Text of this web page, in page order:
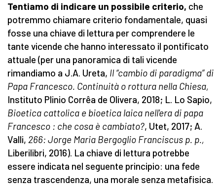
Tentiamo di indicare un possibile criterio, che
potremmo chiamare criterio fondamentale, quasi
fosse una chiave di lettura per comprendere le
tante vicende che hanno interessato il pontificato
attuale (per una panoramica di tali vicende
rimandiamo a J.A. Ureta, Il “cambio di paradigma” di
Papa Francesco. Continuità o rottura nella Chiesa,
Instituto Plinio Corrêa de Olivera, 2018; L. Lo Sapio,
Bioetica cattolica e bioetica laica nell'era di papa
Francesco : che cosa è cambiato?, Utet, 2017; A.
Valli, 266: Jorge Maria Bergoglio Franciscus p. p.,
Liberilibri, 2016). La chiave di lettura potrebbe
essere indicata nel seguente principio: una fede
senza trascendenza, una morale senza metafisica.